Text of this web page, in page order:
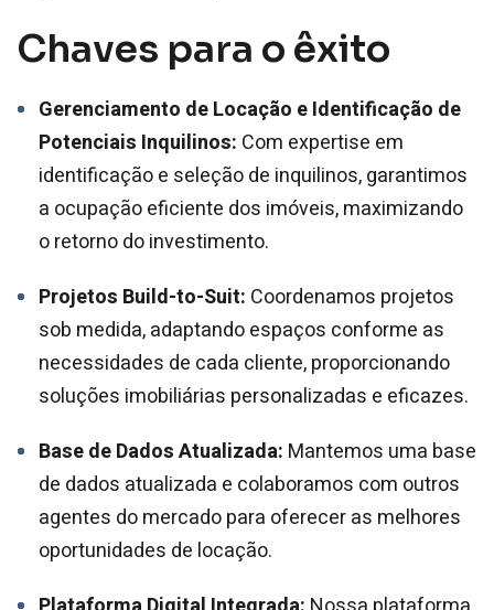
Chaves para o êxito
Gerenciamento de Locação e Identificação de
Potenciais Inquilinos: Com expertise em
identificação e seleção de inquilinos, garantimos
a ocupação eficiente dos imóveis, maximizando
o retorno do investimento.
Projetos Build-to-Suit: Coordenamos projetos
sob medida, adaptando espaços conforme as
necessidades de cada cliente, proporcionando
soluções imobiliárias personalizadas e eficazes.
Base de Dados Atualizada: Mantemos uma base
de dados atualizada e colaboramos com outros
agentes do mercado para oferecer as melhores
oportunidades de locação.